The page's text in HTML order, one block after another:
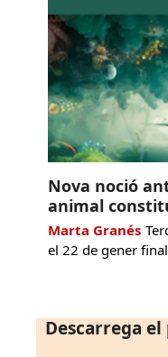
Nova noció
animal
Marta Granés
el 22 de gener
Descarrega